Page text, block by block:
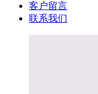
客户留言
联系我们